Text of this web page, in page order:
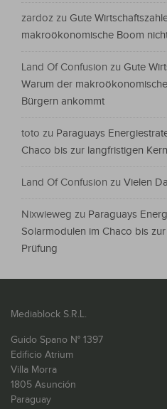
zardoz zu Gute
makroökonomische Boom
Land Of Confusion zu Gute
Warum der
Bürgern ankommt
toto zu Paraguays
Chaco bis zur langfristigen
Land Of Confusion zu Vielen
Nixwieweg zu Paraguays
Solarmodulen im Chaco bis
Prüfung
Mediablock S.R.L.
Guido Spano N° 1397
Edificio Atrium
Villa Morra
1805 Asunción
Paraguay